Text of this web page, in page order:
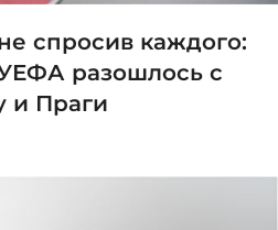
спросив каждого:
разошлось с
и Праги